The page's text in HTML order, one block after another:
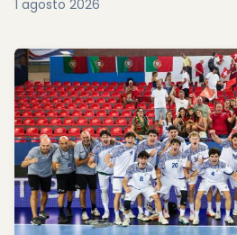
1 agosto 2026